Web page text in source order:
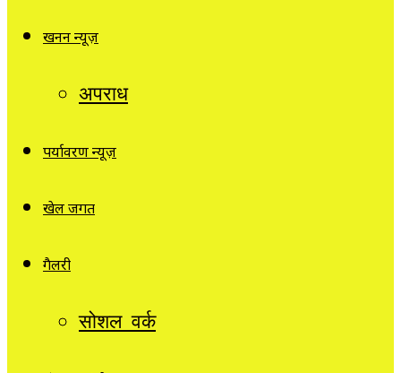
खनन न्यूज़
अपराध
पर्यावरण न्यूज़
खेल जगत
गैलरी
सोशल वर्क